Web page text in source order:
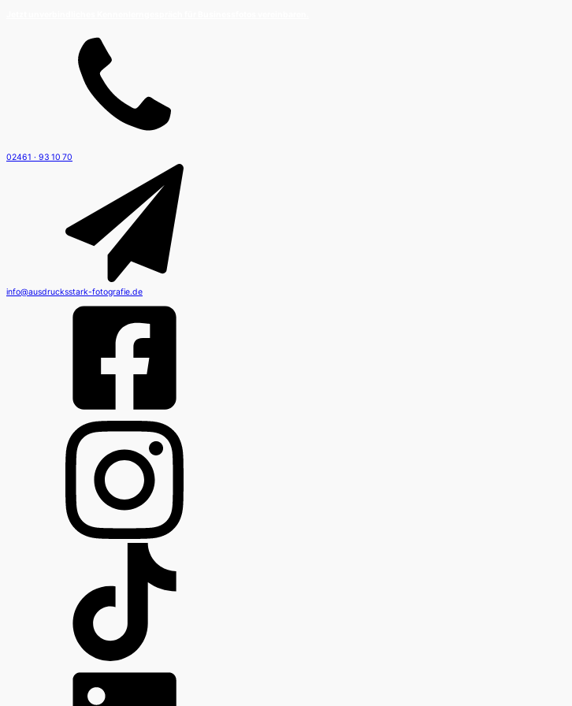
02461 · 93 10 70
info@ausdrucksstark-fotografie.de